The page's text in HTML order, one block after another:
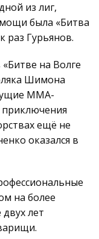
из лиг,
была «Битва
раз Гурьянов.
на Волге
Шимона
ММА-
приключения
ещё не
оказался в
на более
лет